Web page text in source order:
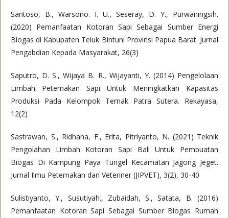
Santoso, B., Warsono. I. U., Seseray, D. Y., Purwaningsih.
(2020) Pemanfaatan Kotoran Sapi Sebagai Sumber Energi
Biogas di Kabupaten Teluk Bintuni Provinsi Papua Barat. Jurnal
Pengabdian Kepada Masyarakat, 26(3)
Saputro, D. S., Wijaya B. R., Wijayanti, Y. (2014) Pengelolaan
Limbah Peternakan Sapi Untuk Meningkatkan Kapasitas
Produksi Pada Kelompok Ternak Patra Sutera. Rekayasa,
12(2)
Sastrawan, S., Ridhana, F., Erita, Pitriyanto, N. (2021) Teknik
Pengolahan Limbah Kotoran Sapi Bali Untuk Pembuatan
Biogas Di Kampung Paya Tungel Kecamatan Jagong Jeget.
Jurnal Ilmu Peternakan dan Veteriner (JIPVET), 3(2), 30-40
Sulistiyanto, Y., Susutiyah., Zubaidah, S., Satata, B. (2016)
Pemanfaatan Kotoran Sapi Sebagai Sumber Biogas Rumah